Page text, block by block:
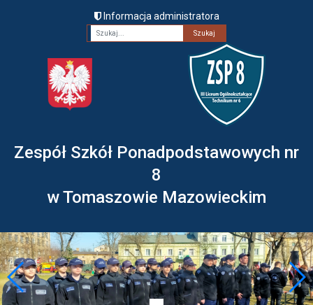
Informacja administratora
Fraza
Zespół Szkół Ponadpodstawowych nr
8
w Tomaszowie Mazowieckim